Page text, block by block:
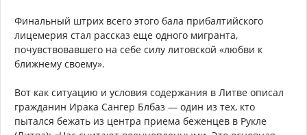
Финальный штрих всего этого бала прибалтийского
лицемерия стал рассказ еще одного мигранта,
почувствовавшего на себе силу литовской «любви к
ближнему своему».
Вот как ситуацию и условия содержания в Литве описал
гражданин Ирака Сангер Блбаз — один из тех, кто
пытался бежать из центра приема беженцев в Рукле